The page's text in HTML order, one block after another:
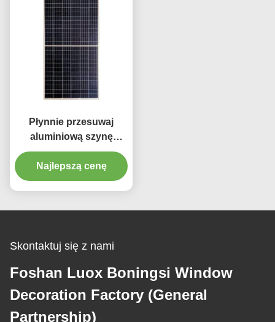
Płynnie przesuwaj
aluminiową szynę
kurtynową 6 m szyna
kurtynowa ze
wszystkimi akcesoriami
Najlepszą cenę
Skontaktuj się z nami
Foshan Luox Boningsi Window
Decoration Factory (General
Partnership)